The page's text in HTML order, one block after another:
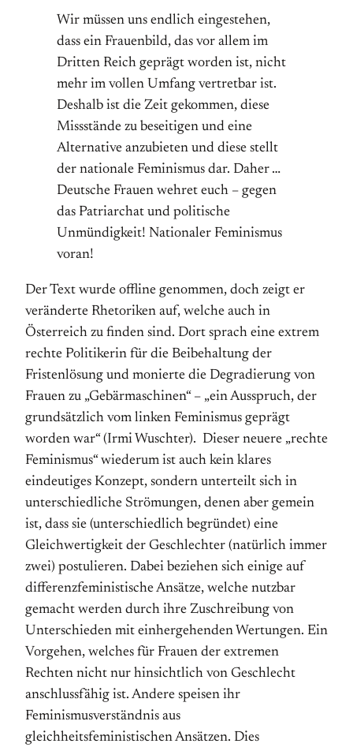
Wir müssen uns endlich eingestehen,
dass ein Frauenbild, das vor allem im
Dritten Reich geprägt worden ist, nicht
mehr im vollen Umfang vertretbar ist.
Deshalb ist die Zeit gekommen, diese
Missstände zu beseitigen und eine
Alternative anzubieten und diese stellt
der nationale Feminismus dar. Daher …
Deutsche Frauen wehret euch – gegen
das Patriarchat und politische
Unmündigkeit! Nationaler Feminismus
voran!
Der Text wurde offline genommen, doch zeigt er
veränderte Rhetoriken auf, welche auch in
Österreich zu finden sind. Dort sprach eine extrem
rechte Politikerin für die Beibehaltung der
Fristenlösung und monierte die Degradierung von
Frauen zu „Gebärmaschinen“ – „ein Ausspruch, der
grundsätzlich vom linken Feminismus geprägt
worden war“ (Irmi Wuschter). Dieser neuere „rechte
Feminismus“ wiederum ist auch kein klares
eindeutiges Konzept, sondern unterteilt sich in
unterschiedliche Strömungen, denen aber gemein
ist, dass sie (unterschiedlich begründet) eine
Gleichwertigkeit der Geschlechter (natürlich immer
zwei) postulieren. Dabei beziehen sich einige auf
differenzfeministische Ansätze, welche nutzbar
gemacht werden durch ihre Zuschreibung von
Unterschieden mit einhergehenden Wertungen. Ein
Vorgehen, welches für Frauen der extremen
Rechten nicht nur hinsichtlich von Geschlecht
anschlussfähig ist. Andere speisen ihr
Feminismusverständnis aus
gleichheitsfeministischen Ansätzen. Dies